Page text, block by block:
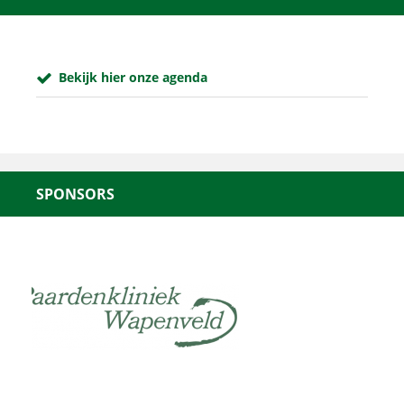
Bekijk hier onze agenda
SPONSORS